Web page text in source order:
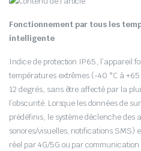
Fonctionnement par tous les
intelligente
Indice de protection IP65, l’appareil
températures extrêmes (-40 °C à +65
12 degrés, sans être affecté par la
l’obscurité. Lorsque les données de
prédéfinis, le système déclenche
sonores/visuelles, notifications SMS)
réel par 4G/5G ou par